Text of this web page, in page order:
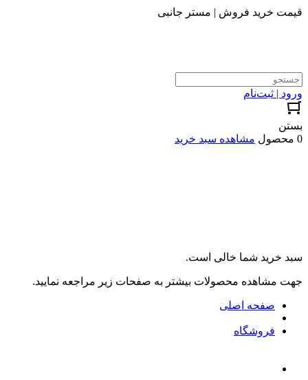
قیمت خرید فروش | مستر جانبی
ورود | ثبت‌نام
بستن
0 محصول
مشاهده سبد خرید
سبد خرید شما خالی است.
جهت مشاهده محصولات بیشتر به صفحات زیر مراجعه نمایید.
صفحه اصلی
فروشگاه